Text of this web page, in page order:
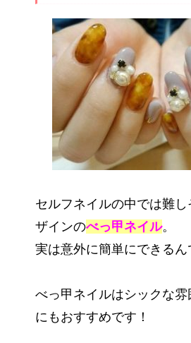
セルフネイルの中では難
ザインのべっ甲ネイル。
実は意外に簡単にできるん
べっ甲ネイルはシックな
にもおすすめです！